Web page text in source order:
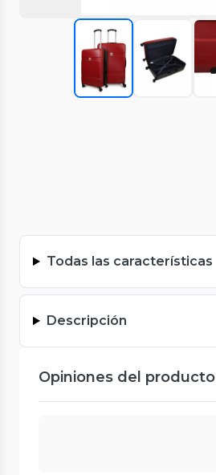
Todas las características
Descripción
Opiniones del producto